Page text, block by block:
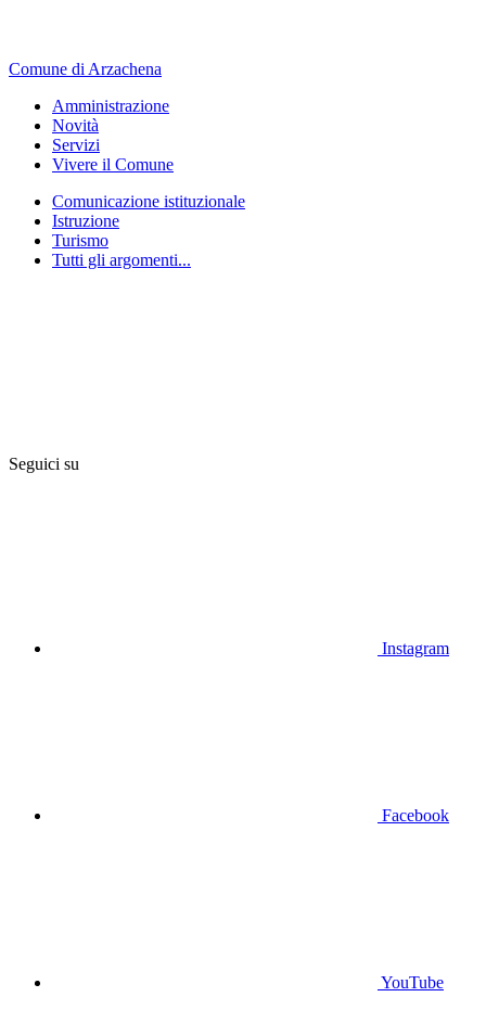
Comune di Arzachena
Amministrazione
Novità
Servizi
Vivere il Comune
Comunicazione istituzionale
Istruzione
Turismo
Tutti gli argomenti...
Seguici su
Instagram
Facebook
YouTube